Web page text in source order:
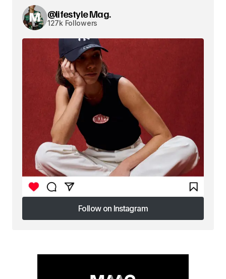
@lifestyle Mag.
127k Followers
Follow on Instagram
Follow on Instagram